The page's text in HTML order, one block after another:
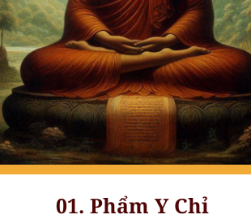
01. Phẩm Y Chỉ